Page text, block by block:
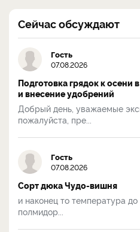
Сейчас обсуждают
Гость
07.08.2026
Подготовка грядок к осени
и внесение удобрений
Добрый день, уважаемые
пожалуйста, пре...
Гость
07.08.2026
Сорт дюка Чудо-вишня
и наконец то температура
полмидор...